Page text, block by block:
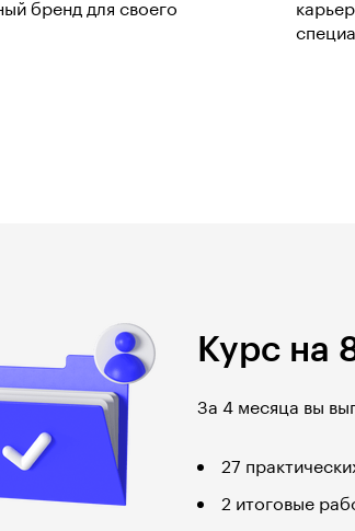
бренд для своего
Курс на
За 4 месяца вы
27
2 итоговые